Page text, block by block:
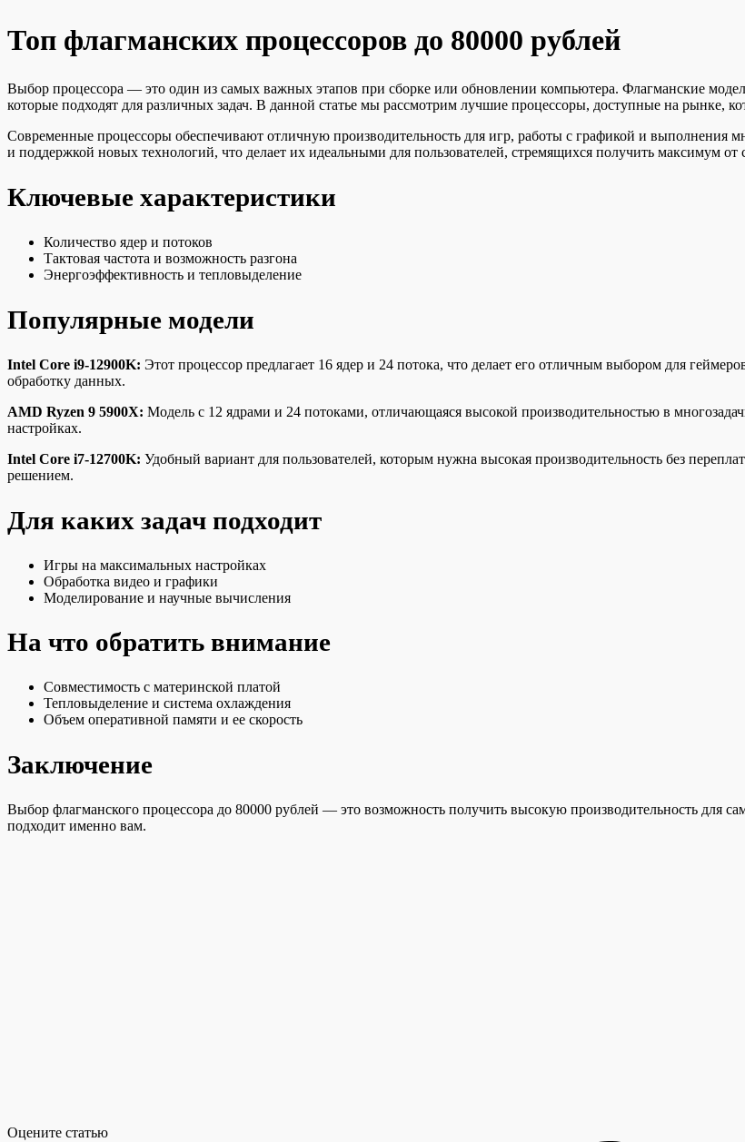
Топ флагманских процессоров до 80000 рублей
Выбор процессора — это один из самых важных этапов при сборке или обновлении компьютера. Флагманские
которые подходят для различных задач. В данной статье мы рассмотрим лучшие процессоры, доступные на рынке,
Современные процессоры обеспечивают отличную производительность для игр, работы с графикой и выполнения
и поддержкой новых технологий, что делает их идеальными для пользователей, стремящихся получить максимум от
Ключевые характеристики
Количество ядер и потоков
Тактовая частота и возможность разгона
Энергоэффективность и тепловыделение
Популярные модели
Intel Core i9-12900K: Этот процессор предлагает 16 ядер и 24 потока, что делает его отличным выбором для
обработку данных.
AMD Ryzen 9 5900X: Модель с 12 ядрами и 24 потоками, отличающаяся высокой производительностью в
настройках.
Intel Core i7-12700K: Удобный вариант для пользователей, которым нужна высокая производительность без
решением.
Для каких задач подходит
Игры на максимальных настройках
Обработка видео и графики
Моделирование и научные вычисления
На что обратить внимание
Совместимость с материнской платой
Тепловыделение и система охлаждения
Объем оперативной памяти и ее скорость
Заключение
Выбор флагманского процессора до 80000 рублей — это возможность получить высокую производительность для
подходит именно вам.
Оцените статью